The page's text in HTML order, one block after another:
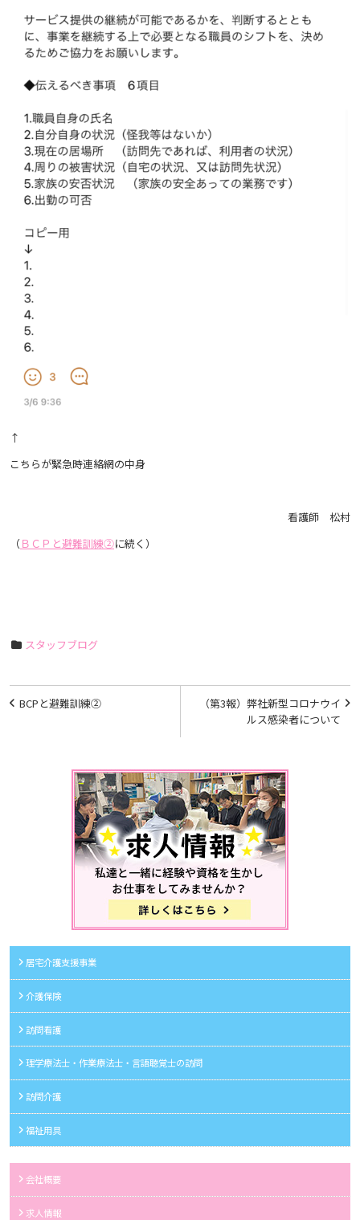
↑
こちらが緊急時連絡網の中身
看護師 松村
（ＢＣＰと避難訓練②に続く）
スタッフブログ
投
（第3報）弊社新型コロナウイ
ルス感染者について
BCPと避難訓練②
居宅介護支援事業
介護保険
訪問看護
理学療法士・作業療法士・言語聴覚士の訪問
訪問介護
福祉用具
会社概要
求人情報